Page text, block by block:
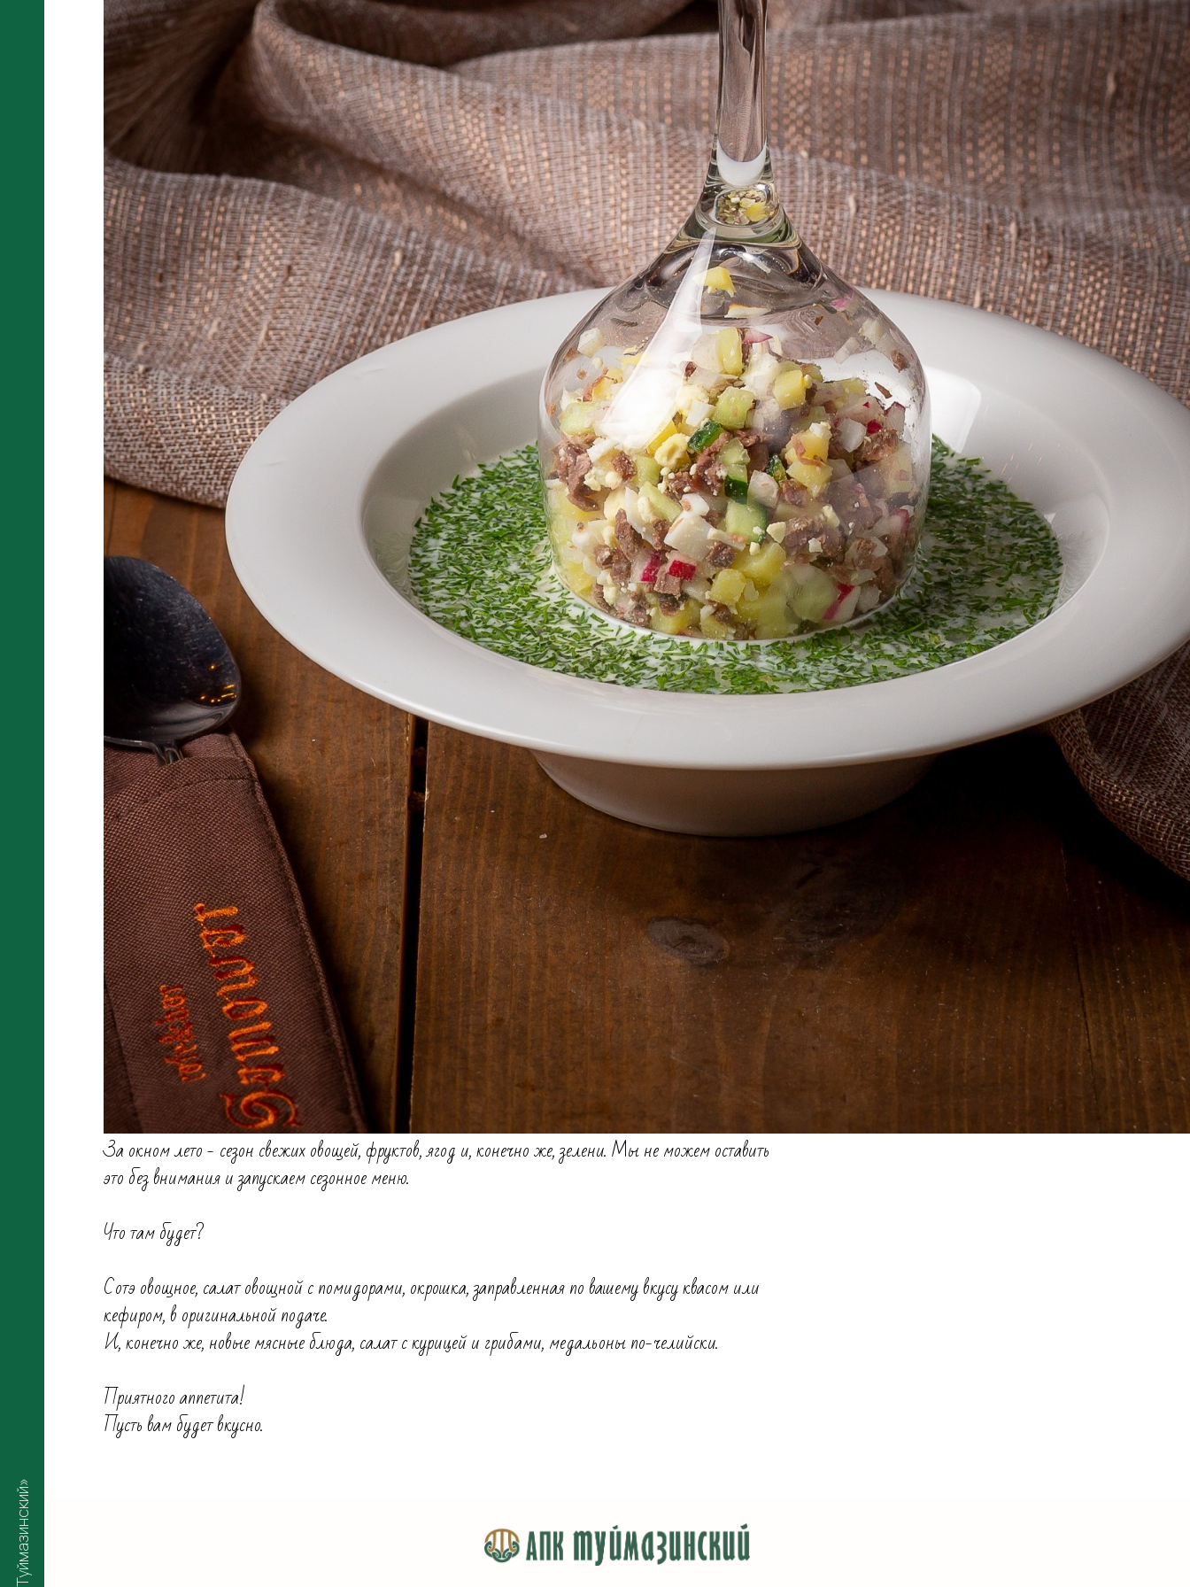
За окном лето - сезон свежих овощей, фруктов, ягод и, конечно же, зелени. Мы не можем оставить
это без внимания и запускаем сезонное меню.
Что там будет?
Сотэ овощное, салат овощной с помидорами, окрошка, заправленная по вашему вкусу квасом или
кефиром, в оригинальной подаче.
И, конечно же, новые мясные блюда, салат с курицей и грибами, медальоны по-челийски.
Приятного аппетита!
Пусть вам будет вкусно.